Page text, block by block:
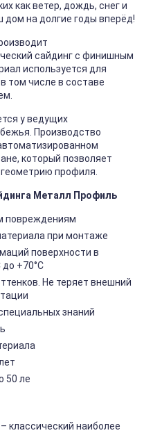
как ветер, дождь, снег и
на долгие годы вперёд!
сайдинг с финишным
используется для
том числе в составе
у ведущих
Производство
который позволяет
профиля.
Металл Профиль
повреждениям
при монтаже
поверхности в
+70°C
Не теряет внешний
знаний
50 ле
классический наиболее